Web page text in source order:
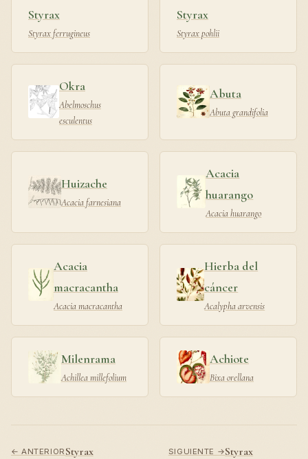
Styrax
Styrax ferrugineus
Styrax
Styrax pohlii
Okra
Abelmoschus
esculentus
Abuta
Abuta grandifolia
Huizache
Acacia farnesiana
Acacia
huarango
Acacia huarango
Acacia
macracantha
Acacia macracantha
Hierba del
cáncer
Acalypha arvensis
Milenrama
Achillea millefolium
Achiote
Bixa orellana
← ANTERIOR Styrax SIGUIENTE →Styrax